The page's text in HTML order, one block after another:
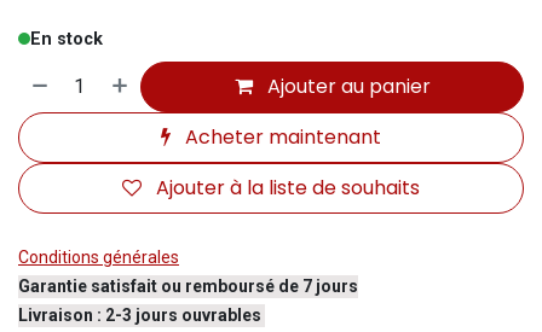
En stock
Ajouter au panier
Acheter maintenant
Ajouter à la liste de souhaits
Conditions générales
Garantie satisfait ou remboursé de 7 jours
Livraison : 2-3 jours ouvrables